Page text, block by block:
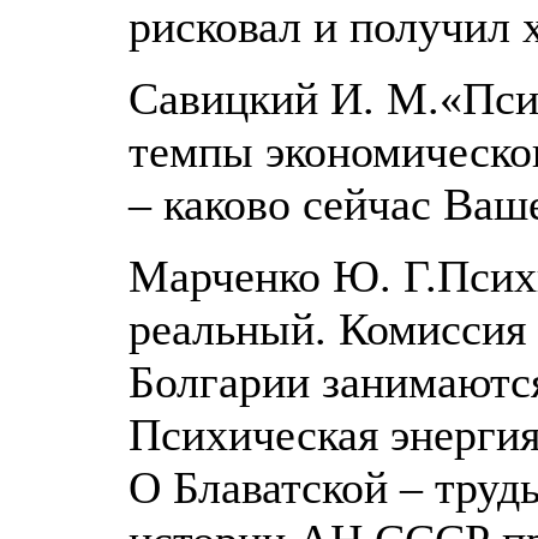
рисковал и получил
Савицкий И.
темпы
– каково сейчас
Марченко Ю.
реальный.
Болгарии
Психическая
О Блаватской –